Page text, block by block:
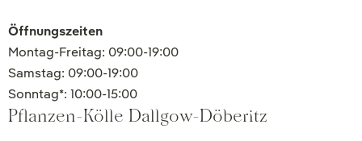
Öffnungszeiten
Montag-Freitag: 09:00-19:00
Samstag: 09:00-19:00
Sonntag*: 10:00-15:00
Pflanzen-Kölle Dallgow-Döberitz